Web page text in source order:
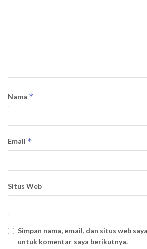
Nama *
Email *
Situs Web
Simpan nama, email, dan situs web
untuk komentar saya berikutnya.